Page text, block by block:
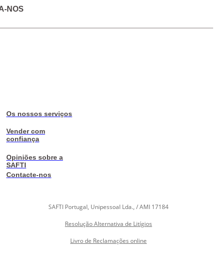
NOS
Os nossos serviços
Vender com
confiança
Opiniões sobre a
SAFTI
Contacte-nos
SAFTI Portugal, Unipessoal Lda., / AMI 17184
Resolução Alternativa de Litígios
Livro de Reclamações online